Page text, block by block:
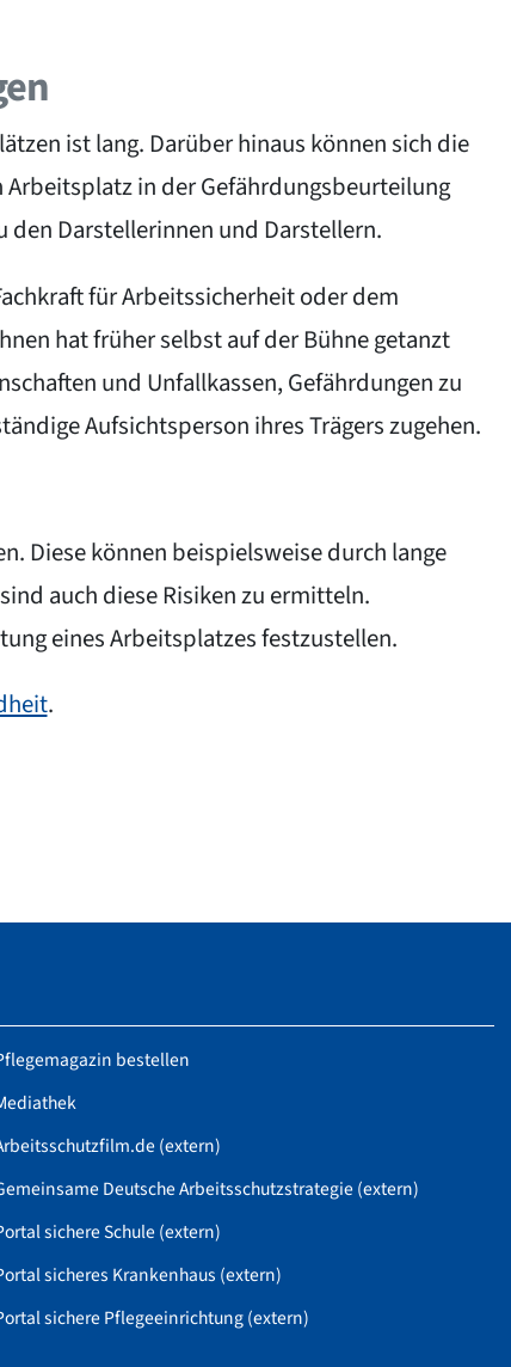
ist lang. Darüber hinaus können sich die
in der Gefährdungsbeurteilung
den Darstellerinnen und Darstellern.
für Arbeitssicherheit oder dem
hat früher selbst auf der Bühne getanzt
und Unfallkassen, Gefährdungen zu
Aufsichtsperson ihres Trägers zugehen.
Diese können beispielsweise durch lange
auch diese Risiken zu ermitteln.
eines Arbeitsplatzes festzustellen.
.
bestellen
(extern)
Deutsche Arbeitsschutzstrategie (extern)
sichere Schule (extern)
sicheres Krankenhaus (extern)
sichere Pflegeeinrichtung (extern)